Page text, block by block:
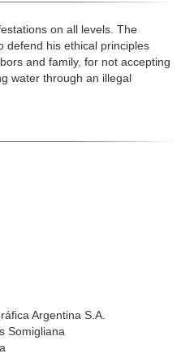
on all levels. The
defend his ethical principles
and family, for not accepting
water through an illegal
Argentina S.A.
Somigliana